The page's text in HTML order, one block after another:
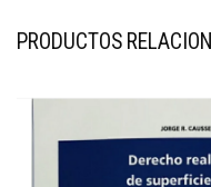
PRODUCTOS